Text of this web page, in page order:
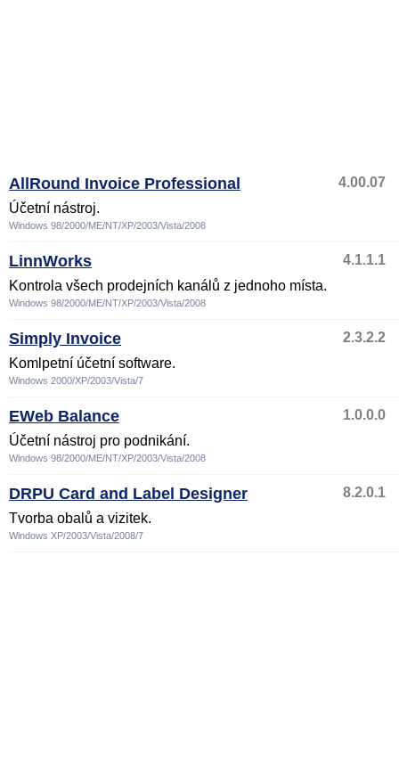
AllRound Invoice Professional
4.00.07
Účetní nástroj.
Windows 98/2000/ME/NT/XP/2003/Vista/2008
LinnWorks
4.1.1.1
Kontrola všech prodejních kanálů z jednoho místa.
Windows 98/2000/ME/NT/XP/2003/Vista/2008
Simply Invoice
2.3.2.2
Komlpetní účetní software.
Windows 2000/XP/2003/Vista/7
EWeb Balance
1.0.0.0
Účetní nástroj pro podnikání.
Windows 98/2000/ME/NT/XP/2003/Vista/2008
DRPU Card and Label Designer
8.2.0.1
Tvorba obalů a vizitek.
Windows XP/2003/Vista/2008/7